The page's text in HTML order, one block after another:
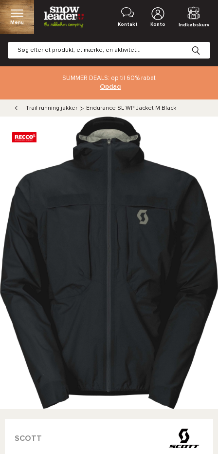
Menu Kontakt Konto Indkøbskurv
SUMMER DEALS: op til 60% rabat
Opdag
Trail running jakker > Endurance SL WP Jacket M Black
SCOTT